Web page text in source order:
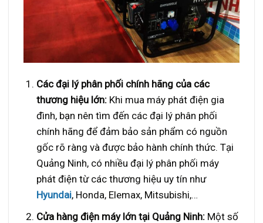
Các đại lý phân phối chính hãng của các
thương hiệu lớn: Khi mua máy phát điện gia
đình, bạn nên tìm đến các đại lý phân phối
chính hãng để đảm bảo sản phẩm có nguồn
gốc rõ ràng và được bảo hành chính thức. Tại
Quảng Ninh, có nhiều đại lý phân phối máy
phát điện từ các thương hiệu uy tín như
Hyundai, Honda, Elemax, Mitsubishi,…
Cửa hàng điện máy lớn tại Quảng Ninh: Một số